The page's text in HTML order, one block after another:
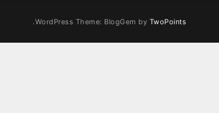
WordPress Theme: BlogGem byTwoPoints
.